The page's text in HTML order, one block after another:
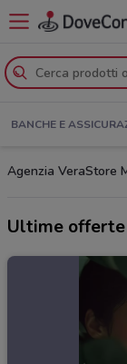
BANCHE E
Agenzia VeraStore
Ultime